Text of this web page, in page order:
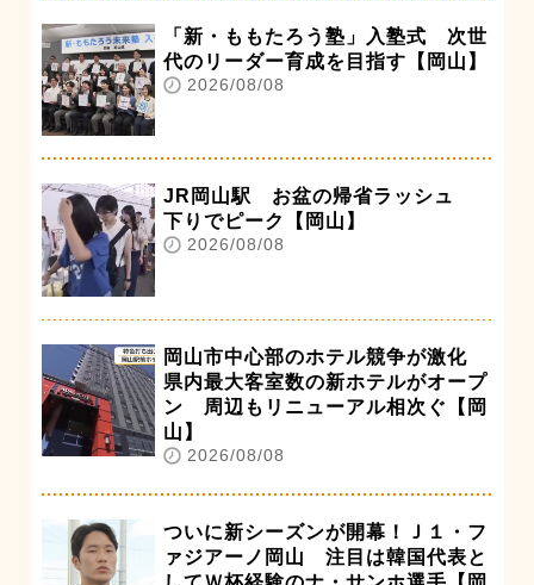
「新・ももたろう塾」入塾式 次世
代のリーダー育成を目指す【岡山】
2026/08/08
JR岡山駅 お盆の帰省ラッシュ
下りでピーク【岡山】
2026/08/08
岡山市中心部のホテル競争が激化
県内最大客室数の新ホテルがオープ
ン 周辺もリニューアル相次ぐ【岡
山】
2026/08/08
ついに新シーズンが開幕！Ｊ１・フ
ァジアーノ岡山 注目は韓国代表と